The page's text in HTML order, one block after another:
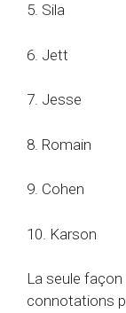
5. Sila
6. Jett
7. Jesse
8. Romain
9. Cohen
10. Karson
La seule façon
connotations